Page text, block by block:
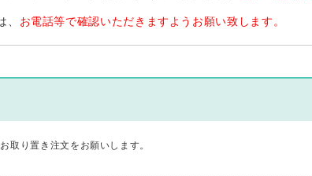
お電話等で確認いただきますようお願い致します。
取り置き注文をお願いします。